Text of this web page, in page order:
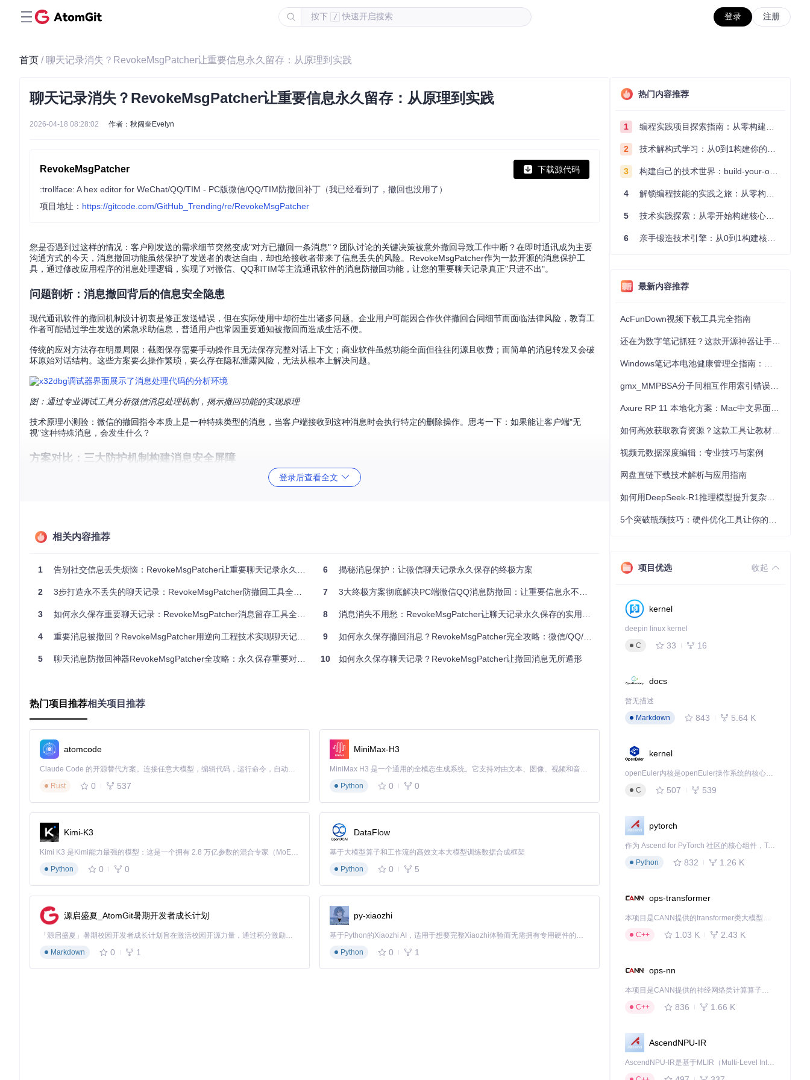
按下 / 快速开启搜索 登录 注册
首页 / 聊天记录消失？RevokeMsgPatcher让重要信息永久留存：从原理到实践
聊天记录消失？RevokeMsgPatcher让重要信息永久留存：从原理到实践
2026-04-18 08:28:02 作者：秋阔奎Evelyn
RevokeMsgPatcher 下载源代码
:trollface: A hex editor for WeChat/QQ/TIM - PC版微信/QQ/TIM防撤回补丁（我已经看到了，撤回也没用了）
项目地址： https://gitcode.com/GitHub_Trending/re/RevokeMsgPatcher
您是否遇到过这样的情况：客户刚发送的需求细节突然变成"对方已撤回一条消息"？团队讨论的关键决策被意外撤回导致工作中断？在即时通讯成为主要
沟通方式的今天，消息撤回功能虽然保护了发送者的表达自由，却也给接收者带来了信息丢失的风险。RevokeMsgPatcher作为一款开源的消息保护工
具，通过修改应用程序的消息处理逻辑，实现了对微信、QQ和TIM等主流通讯软件的消息防撤回功能，让您的重要聊天记录真正"只进不出"。
问题剖析：消息撤回背后的信息安全隐患
现代通讯软件的撤回机制设计初衷是修正发送错误，但在实际使用中却衍生出诸多问题。企业用户可能因合作伙伴撤回合同细节而面临法律风险，教育工
作者可能错过学生发送的紧急求助信息，普通用户也常因重要通知被撤回而造成生活不便。
传统的应对方法存在明显局限：截图保存需要手动操作且无法保存完整对话上下文；商业软件虽然功能全面但往往闭源且收费；而简单的消息转发又会破
坏原始对话结构。这些方案要么操作繁琐，要么存在隐私泄露风险，无法从根本上解决问题。
图：通过专业调试工具分析微信消息处理机制，揭示撤回功能的实现原理
技术原理小测验：微信的撤回指令本质上是一种特殊类型的消息，当客户端接收到这种消息时会执行特定的删除操作。思考一下：如果能让客户端"无
视"这种特殊消息，会发生什么？
方案对比：三大防护机制构建消息安全屏障
RevokeMsgPatcher通过三层防护机制实现全面的消息保护，形成了与传统方案截然不同的技术路径：
递到删除执行模块，从源头切断撤回操作。
在消息接收时，工具会自动创建原始消息的备份副本，存储在独立的安全区域。即使撤回指令绕过拦截机制，备份的消息副本也能确保信息不丢失，相当
针对应用程序的多开场景，RevokeMsgPatcher采用进程级隔离保护，确保每个实例的消息处理逻辑都被正确修改，避免因进程间通信导致的防护失效。
这种设计类似于给每个房间单独安装安全门锁。
实施指南：5步安全部署法确保万无一失
安装RevokeMsgPatcher的过程经过精心设计，即使是非技术用户也能在5分钟内完成部署，同时确保系统安全：
步骤1：环境兼容性检测
确认操作系统为Windows 7或更高版本
检查目标应用（微信/QQ/TIM）是否为支持的版本
步骤2：获取工具源码
git clone
步骤3：功能个性化配置
运行RevokeMsgPatcher.exe
在主界面选择目标应用（微信/QQ/TIM）
确认应用安装路径自动检测结果
勾选需要的功能（防撤回/多开等）
等待备份完成并验证备份文件完整性
步骤5：执行补丁与功能测试
点击"安装补丁！"按钮开始应用修改
等待进度条完成（通常不超过30秒）
测试防撤回功能：发送消息后立即撤回，检查是否能正常查看
登录后查看全文
相关内容推荐
1 告别社交信息丢失烦恼：RevokeMsgPatcher让重要聊天记录永久留存
2 3步打造永不丢失的聊天记录：RevokeMsgPatcher防撤回工具全攻略
3 如何永久保存重要聊天记录：RevokeMsgPatcher消息留存工具全解析
4 重要消息被撤回？RevokeMsgPatcher用逆向工程技术实现聊天记录永久保存
5 聊天消息防撤回神器RevokeMsgPatcher全攻略：永久保存重要对话的秘密武器
6 揭秘消息保护：让微信聊天记录永久保存的终极方案
7 3大终极方案彻底解决PC端微信QQ消息防撤回：让重要信息永不丢失
8 消息消失不用愁：RevokeMsgPatcher让聊天记录永久保存的实用指南
9 如何永久保存撤回消息？RevokeMsgPatcher完全攻略：微信/QQ/TIM消息留存实用指南
10 如何永久保存聊天记录？RevokeMsgPatcher让撤回消息无所遁形
热门项目推荐相关项目推荐
atomcode
Claude Code 的开源替代方案。连接任意大模型，编辑代码，运行命令，自动验证 — 全自动执行。用 Rust 构建，极致性能。 ｜ An open-source alternative to Claude Code. Connect any LLM, edit code, run commands, and verify changes — autonomously. Built in Rust for speed. Get Started
Rust
0 537
MiniMax-H3
MiniMax H3 是一个通用的全模态生成系统。它支持对由文本、图像、视频和音频组成的多模态上下文进行统一理解，并能生成分辨率高达 2K、时长可达 15 秒的带原生立体声音频的视频。得益于面向任务泛化的系统设计，H3 在预训练阶段就已具备广泛的多模态上下文理解与生成能力，能够出色地执行复杂的多模态指令。
Python
0 0
Kimi-K3
Kimi K3 是Kimi能力最强的模型：这是一个拥有 2.8 万亿参数的混合专家（MoE）模型，具备原生视觉理解能力，并支持 100 万 token 的上下文窗口。
Python
0 0
DataFlow
基于大模型算子和工作流的高效文本大模型训练数据合成框架
Python
0 5
源启盛夏_AtomGit暑期开发者成长计划
「源启盛夏」暑期校园开发者成长计划旨在激活校园开源力量，通过积分激励、认证扶持、资源倾斜等形式，引导高校组织和开发者完成「入驻 — 建项目 — 做贡献 — 获认证 — 得资源」的完整闭环。无论你是想带领社团入驻平台的组织者，还是希望用代码贡献证明自己的开发者，都能在这里找到属于你的成长路径。
Markdown
0 1
py-xiaozhi
基于Python的Xiaozhi AI，适用于想要完整Xiaozhi体验而无需拥有专用硬件的用户。
Python
0 1
热门内容推荐
1 编程实践项目探索指南：从零构建技术能力体系
2 技术解构式学习：从0到1构建你的编程知识体系
3 构建自己的技术世界：build-your-own-x项目的实践探索指南
4 解锁编程技能的实践之旅：从零构建你的技术世界
5 技术实践探索：从零开始构建核心系统的实践指南
6 亲手锻造技术引擎：从0到1构建核心系统的实践指南
最新内容推荐
AcFunDown视频下载工具完全指南
视频元数据深度编辑：专业技巧与案例
网盘直链下载技术解析与应用指南
项目优选 收起
kernel
deepin linux kernel
C
33 16
docs
暂无描述
Markdown
843 5.64 K
kernel
openEuler内核是openEuler操作系统的核心，既是系统性能与稳定性的基石，也是连接处理器、设备与服务的桥梁。
C
507 539
pytorch
作为 Ascend for PyTorch 社区的核心组件，TorchNPU 是昇腾专为 PyTorch 打造的深度学习适配插件，使 PyTorch 框架能够直接调用昇腾 NPU，为开发者提供昇腾 AI 处理器的超强算力。
Python
832 1.26 K
ops-transformer
本项目是CANN提供的transformer类大模型算子库，实现网络在NPU上加速计算。
C++
1.03 K 2.43 K
ops-nn
本项目是CANN提供的神经网络类计算算子库，实现网络在NPU上加速计算。
C++
836 1.66 K
AscendNPU-IR
AscendNPU-IR是基于MLIR（Multi-Level Intermediate Representation）构建的，面向昇腾亲和算子编译时使用的中间表示，提供昇腾完备表达能力，通过编译优化提升昇腾AI处理器计算效率，支持通过生态框架使能昇腾AI处理器与深度调优